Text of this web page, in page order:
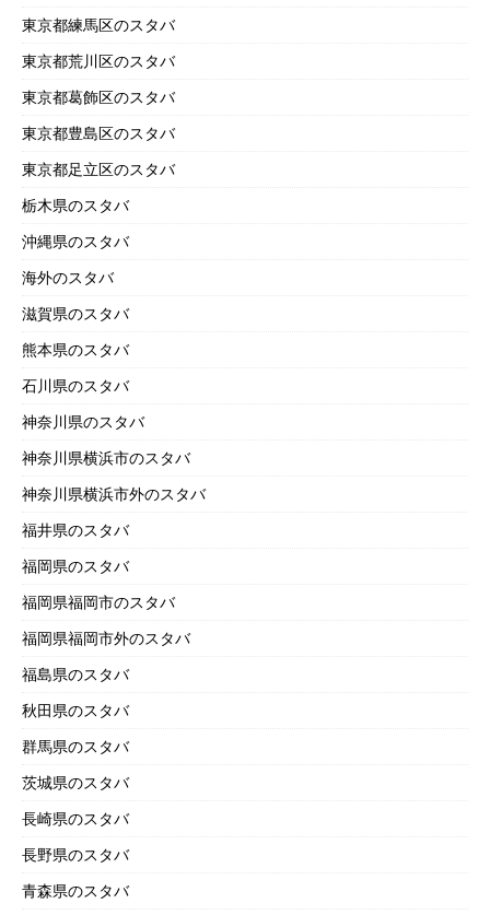
東京都練馬区のスタバ
東京都荒川区のスタバ
東京都葛飾区のスタバ
東京都豊島区のスタバ
東京都足立区のスタバ
栃木県のスタバ
沖縄県のスタバ
海外のスタバ
滋賀県のスタバ
熊本県のスタバ
石川県のスタバ
神奈川県のスタバ
神奈川県横浜市のスタバ
神奈川県横浜市外のスタバ
福井県のスタバ
福岡県のスタバ
福岡県福岡市のスタバ
福岡県福岡市外のスタバ
福島県のスタバ
秋田県のスタバ
群馬県のスタバ
茨城県のスタバ
長崎県のスタバ
長野県のスタバ
青森県のスタバ